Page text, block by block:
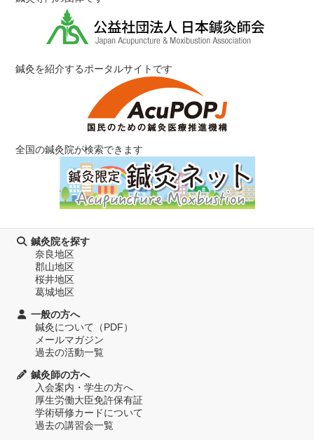
鍼灸を紹介するポータルサイトです
全国の鍼灸院が検索できます
鍼灸院を探す
奈良地区
郡山地区
桜井地区
葛城地区
一般の方へ
鍼灸について（PDF）
メールマガジン
過去の活動一覧
鍼灸師の方へ
入会案内・学生の方へ
厚生労働大臣免許保有証
学術研修カードについて
過去の講習会一覧